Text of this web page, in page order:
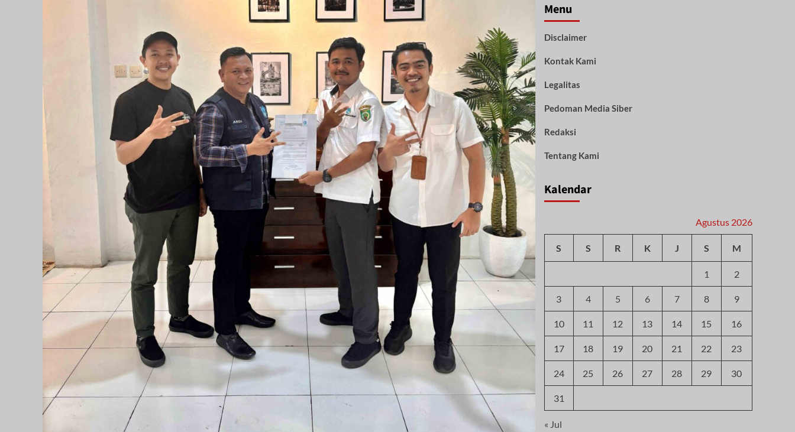
Menu
Disclaimer
Kontak Kami
Legalitas
Pedoman Media Siber
Redaksi
Tentang Kami
Kalendar
Agustus 2026
S S R K J S M
1 2
3 4 5 6 7 8 9
10 11 12 13 14 15 16
17 18 19 20 21 22 23
24 25 26 27 28 29 30
31
« Jul